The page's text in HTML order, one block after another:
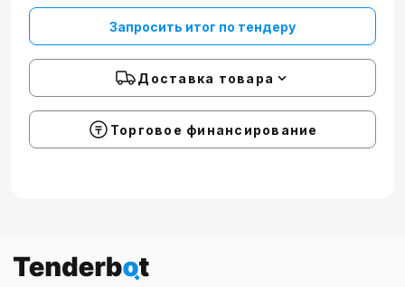
Запросить итог по тендеру
Доставка товара
Торговое финансирование